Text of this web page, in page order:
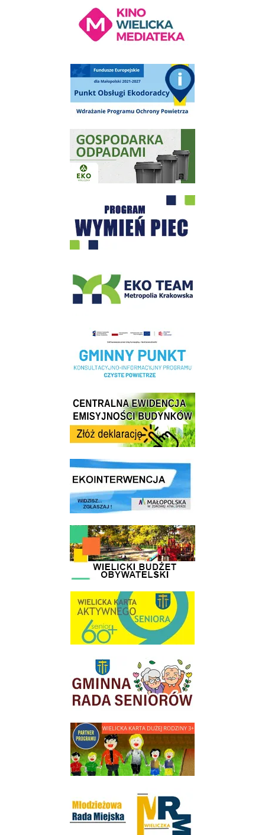
Punkt Obsługi Ekodoradcy Wieliczka
Gospodarka odpadami na terenie Miasta i Gminy Wieliczka
Realizacja Programu Czyste Powietrze w Gminie Wieliczka
Centrala Ewidencja Emisyjności Budynków - złóż deklarację
link do strony ekointerwencja dot.- powietrza
link do strony - Wielicki Budżet Obywatelski
link do strony Wielicka Karta Aktywnego Seniora
link do strony Gminnej Rady Seniorow - Wieliczka
link do strony - Wielicka Karta Dużej Rodziny